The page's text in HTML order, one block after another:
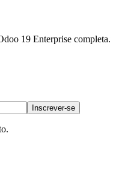
19 Enterprise completa.
Inscrever-se